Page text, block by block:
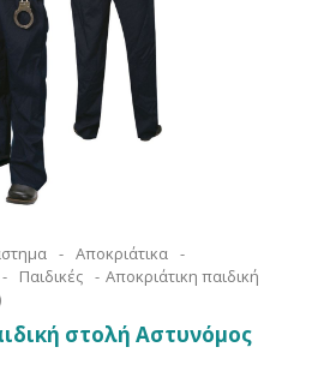
- Αποκριάτικα -
- Παιδικές - Αποκριάτικη παιδική
στολή Αστυνόμος